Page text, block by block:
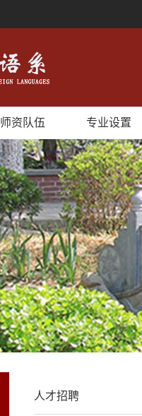
师资队伍 专业设置
人才招聘